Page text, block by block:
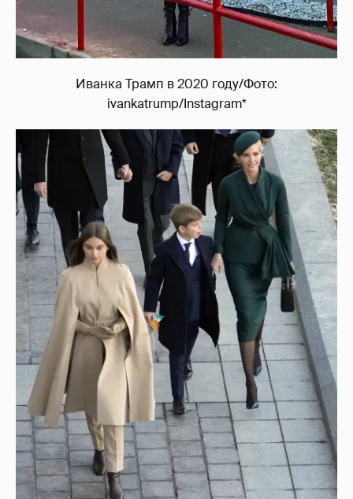
Иванка Трамп в 2020 году/Фото:
ivankatrump/Instagram*